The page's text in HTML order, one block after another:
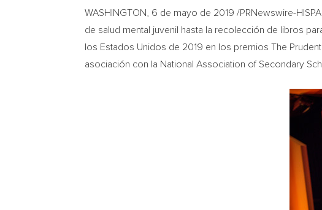
WASHINGTON
, 6 de mayo de 2019 /PRNewswire-
de salud mental juvenil hasta la recolección de libros
los Estados Unidos de 2019 en los premios The
asociación con la National Association of Secondary